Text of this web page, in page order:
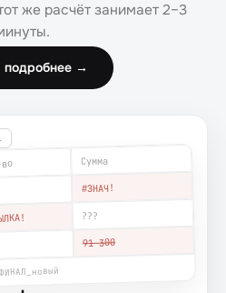
же расчёт занимает 2–3
подробнее →
Сумма
#ЗНАЧ!
???
91 300
ФИНАЛ_новый